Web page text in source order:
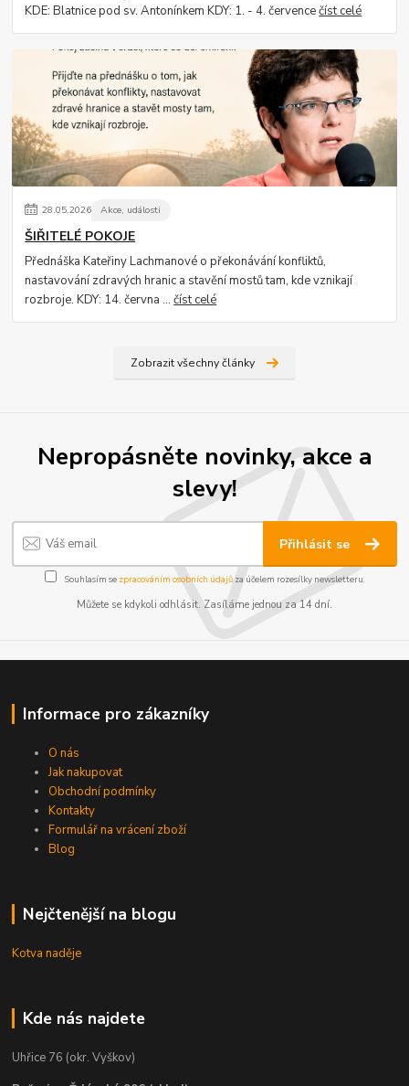
KDE: Blatnice pod sv. Antonínkem KDY: 1. - 4. červencečíst celé
28.05.2026 Akce, události
ŠIŘITELÉ POKOJE
Přednáška Kateřiny Lachmanové o překonávání konfliktů,
nastavování zdravých hranic a stavění mostů tam, kde vznikají
rozbroje. KDY: 14. června ...číst celé
Zobrazit všechny články
Nepropásněte novinky, akce a
slevy!
Přihlásit se
Souhlasím se zpracováním osobních údajůza účelem rozesílky newsletteru.
Můžete se kdykoli odhlásit. Zasíláme jednou za 14 dní.
Informace pro zákazníky
O nás
Jak nakupovat
Obchodní podmínky
Kontakty
Formulář na vrácení zboží
Blog
Nejčtenější na blogu
Kotva naděje
Kde nás najdete
Uhřice 76 (okr. Vyškov)